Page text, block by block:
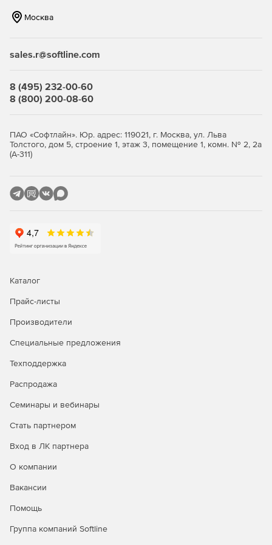
платформы «Интеллект».
безопасности дорожного движения и контроля
нарушения правил дорожного движения и собирать
информацию для анализа транспортных потоков и
«Face-Интеллект» – решение для мест массового
скопления людей, важных инфраструктурных
производить поиск похожих лиц в видеоархиве.
самообслуживания и множеством офисов.
Обеспечивает защиту сети банкоматов, терминалов и
видеоархивам по данным транзакций, а также
состояния и тревожных событий на объектах
контроля.
Москва
sales.r@softline.com
8 (495) 232-00-60
8 (800) 200-08-60
ПАО «Софтлайн». Юр. адрес: 119021, г. Москва, ул. Льва
Толстого, дом 5, строение 1, этаж 3, помещение 1, комн. № 2, 2а
(А-311)
Каталог
Прайс-листы
Производители
Специальные предложения
Техподдержка
Распродажа
Семинары и вебинары
Стать партнером
Вход в ЛК партнера
О компании
Вакансии
Помощь
Группа компаний Softline